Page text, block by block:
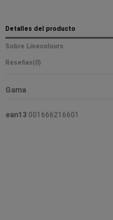
Detalles del producto
Sobre Linecolours
Reseñas(0)
Gama
ean13 001666216601